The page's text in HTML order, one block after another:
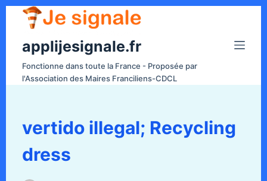
applijesignale.fr
Fonctionne dans toute la France - Proposée par
l'Association des Maires Franciliens-CDCL
vertido illegal; Recycling
dress